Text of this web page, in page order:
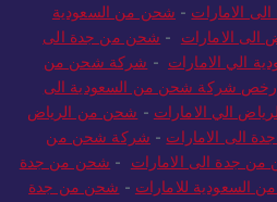
الامارات - شحن من السعودية
الامارات - شحن من جدة الى
الي الامارات - شركة شحن من
شركة شحن من السعودية الى
الي الامارات - شحن من الرياض
الى الامارات - شركة شحن من
جدة الى الامارات - شحن من جدة
للامارات - شحن من جدة